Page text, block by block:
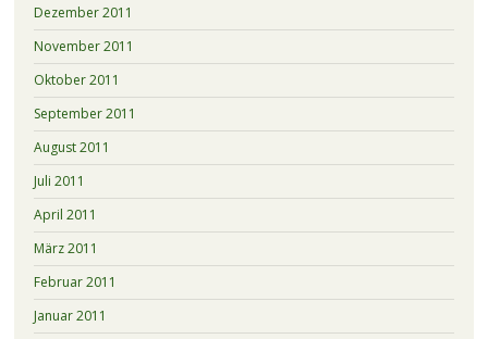
Dezember 2011
November 2011
Oktober 2011
September 2011
August 2011
Juli 2011
April 2011
März 2011
Februar 2011
Januar 2011